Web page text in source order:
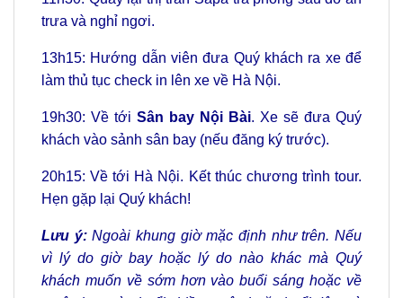
trưa và nghỉ ngơi.
13h15: Hướng dẫn viên đưa Quý khách ra xe để
làm thủ tục check in lên xe về Hà Nội.
19h30: Về tới Sân bay Nội Bài. Xe sẽ đưa Quý
khách vào sảnh sân bay (nếu đăng ký trước).
20h15: Về tới Hà Nội. Kết thúc chương trình tour.
Hẹn gặp lại Quý khách!
Lưu ý:Ngoài khung giờ mặc định như trên. Nếu
vì lý do giờ bay hoặc lý do nào khác mà Quý
khách muốn về sớm hơn vào buổi sáng hoặc về